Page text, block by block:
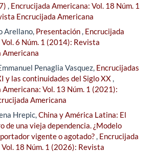
, Encrucijada Americana: Vol. 18 Núm. 1
Encrucijada Americana
Arellano, Presentación, Encrucijada
6 Núm. 1 (2014): Revista
Americana
Penaglia Vasquez, Encrucijadas
y las continuidades del Siglo XX,
Americana: Vol. 13 Núm. 1 (2021):
Americana
Hrepic,China y América Latina: El
de una vieja dependencia. ¿Modelo
vigente o agotado?, Encrucijada
18 Núm. 1 (2026): Revista